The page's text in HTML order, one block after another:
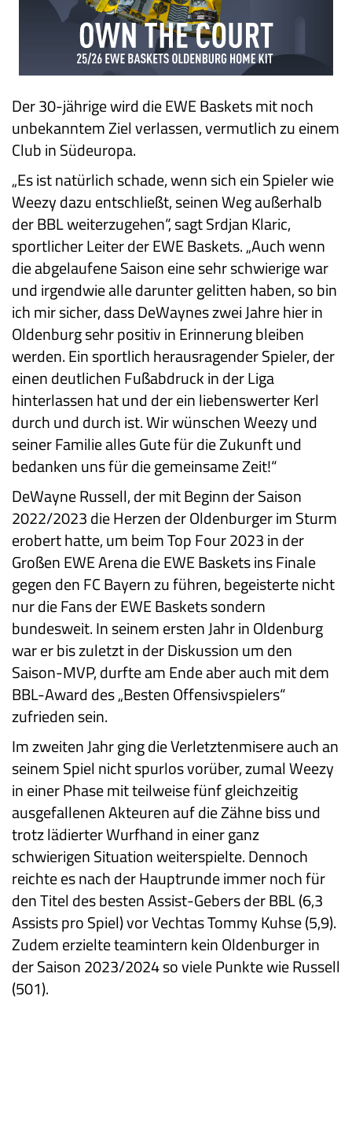
Der 30-jährige wird die EWE Baskets mit noch
unbekanntem Ziel verlassen, vermutlich zu einem
Club in Südeuropa.
„Es ist natürlich schade, wenn sich ein Spieler wie
Weezy dazu entschließt, seinen Weg außerhalb
der BBL weiterzugehen“, sagt Srdjan Klaric,
sportlicher Leiter der EWE Baskets. „Auch wenn
die abgelaufene Saison eine sehr schwierige war
und irgendwie alle darunter gelitten haben, so bin
ich mir sicher, dass DeWaynes zwei Jahre hier in
Oldenburg sehr positiv in Erinnerung bleiben
werden. Ein sportlich herausragender Spieler, der
einen deutlichen Fußabdruck in der Liga
hinterlassen hat und der ein liebenswerter Kerl
durch und durch ist. Wir wünschen Weezy und
seiner Familie alles Gute für die Zukunft und
bedanken uns für die gemeinsame Zeit!“
DeWayne Russell, der mit Beginn der Saison
2022/2023 die Herzen der Oldenburger im Sturm
erobert hatte, um beim Top Four 2023 in der
Großen EWE Arena die EWE Baskets ins Finale
gegen den FC Bayern zu führen, begeisterte nicht
nur die Fans der EWE Baskets sondern
bundesweit. In seinem ersten Jahr in Oldenburg
war er bis zuletzt in der Diskussion um den
Saison-MVP, durfte am Ende aber auch mit dem
BBL-Award des „Besten Offensivspielers“
zufrieden sein.
Im zweiten Jahr ging die Verletztenmisere auch an
seinem Spiel nicht spurlos vorüber, zumal Weezy
in einer Phase mit teilweise fünf gleichzeitig
ausgefallenen Akteuren auf die Zähne biss und
trotz lädierter Wurfhand in einer ganz
schwierigen Situation weiterspielte. Dennoch
reichte es nach der Hauptrunde immer noch für
den Titel des besten Assist-Gebers der BBL (6,3
Assists pro Spiel) vor Vechtas Tommy Kuhse (5,9).
Zudem erzielte teamintern kein Oldenburger in
der Saison 2023/2024 so viele Punkte wie Russell
(501).